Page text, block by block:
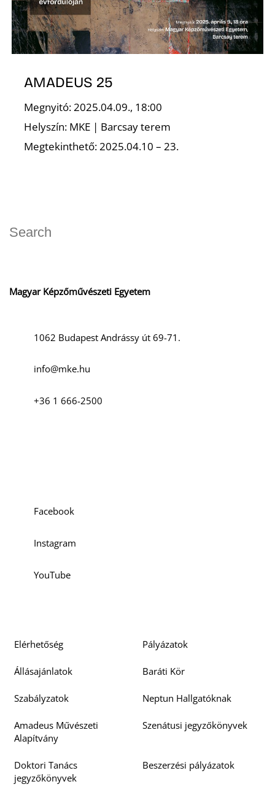
AMADEUS 25
Megnyitó: 2025.04.09., 18:00
Helyszín: MKE | Barcsay terem
Megtekinthető: 2025.04.10 – 23.
Magyar Képzőművészeti Egyetem
1062 Budapest Andrássy út 69-71.
info@mke.hu
+36 1 666-2500
Facebook
Instagram
YouTube
Elérhetőség Pályázatok
Állásajánlatok Baráti Kör
Szabályzatok Neptun Hallgatóknak
Amadeus Művészeti
Alapítvány
Szenátusi jegyzőkönyvek
Doktori Tanács
jegyzőkönyvek
Beszerzési pályázatok